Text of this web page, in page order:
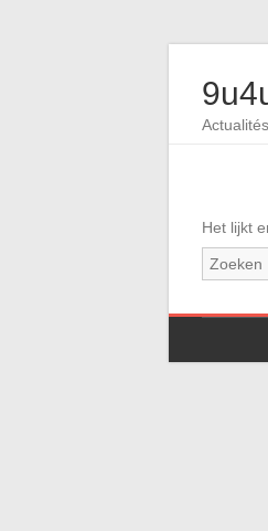
Actualités
Het lijkt